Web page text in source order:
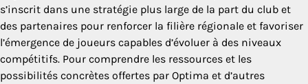
s’inscrit dans une stratégie plus large de la part du club et
des partenaires pour renforcer la filière régionale et favoriser
l’émergence de joueurs capables d’évoluer à des niveaux
compétitifs. Pour comprendre les ressources et les
possibilités concrètes offertes par Optima et d’autres